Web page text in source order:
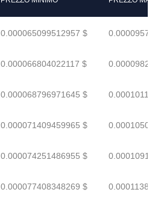
0.000065099512957 $
0.000066804022117 $
0.000068796971645 $
0.000071409459965 $
0.000074251486955 $
0.000077408348269 $